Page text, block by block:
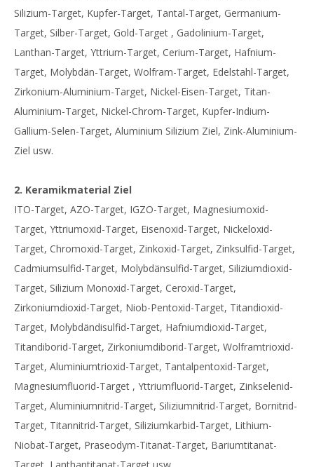
Silizium-Target, Kupfer-Target, Tantal-Target, Germanium-
Target, Silber-Target, Gold-Target , Gadolinium-Target,
Lanthan-Target, Yttrium-Target, Cerium-Target, Hafnium-
Target, Molybdän-Target, Wolfram-Target, Edelstahl-Target,
Zirkonium-Aluminium-Target, Nickel-Eisen-Target, Titan-
Aluminium-Target, Nickel-Chrom-Target, Kupfer-Indium-
Gallium-Selen-Target, Aluminium Silizium Ziel, Zink-Aluminium-
Ziel usw.
2. Keramikmaterial Ziel
ITO-Target, AZO-Target, IGZO-Target, Magnesiumoxid-
Target, Yttriumoxid-Target, Eisenoxid-Target, Nickeloxid-
Target, Chromoxid-Target, Zinkoxid-Target, Zinksulfid-Target,
Cadmiumsulfid-Target, Molybdänsulfid-Target, Siliziumdioxid-
Target, Silizium Monoxid-Target, Ceroxid-Target,
Zirkoniumdioxid-Target, Niob-Pentoxid-Target, Titandioxid-
Target, Molybdändisulfid-Target, Hafniumdioxid-Target,
Titandiborid-Target, Zirkoniumdiborid-Target, Wolframtrioxid-
Target, Aluminiumtrioxid-Target, Tantalpentoxid-Target,
Magnesiumfluorid-Target , Yttriumfluorid-Target, Zinkselenid-
Target, Aluminiumnitrid-Target, Siliziumnitrid-Target, Bornitrid-
Target, Titannitrid-Target, Siliziumkarbid-Target, Lithium-
Niobat-Target, Praseodym-Titanat-Target, Bariumtitanat-
Target, Lanthantitanat-Target usw.